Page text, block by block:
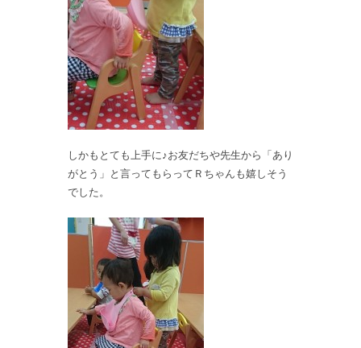
しかもとても上手に♪お友だちや先生から「あり
がとう」と言ってもらってＲちゃんも嬉しそう
でした。